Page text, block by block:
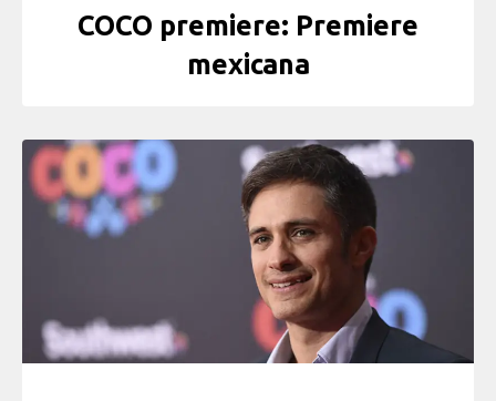
COCO premiere: Premiere
mexicana